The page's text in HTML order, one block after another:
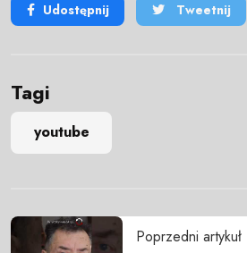
Udostępnij Tweetnij
Tagi
youtube
Poprzedni artykuł